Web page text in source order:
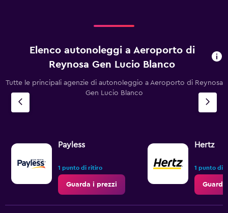
Elenco autonoleggi a Aeroporto di
Reynosa Gen Lucio Blanco
Tutte le principali agenzie di autonoleggio a Aeroporto di Reynosa
Gen Lucio Blanco
Payless
1 punto di ritiro
Guarda i prezzi
Hertz
1 punto di